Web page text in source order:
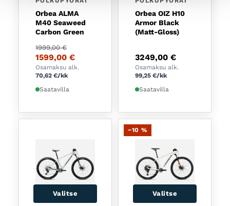
Orbea ALMA
M40 Seaweed
Carbon Green
1999,00€
Alkuperäinen hinta oli: 1999,00 €.
1599,00 €
Nykyinen hinta on: 1599,00 €.
Osamaksu alk.
70,62 €/kk
Saatavilla
Orbea OIZ H10
Armor Black
(Matt-Gloss)
3249,00 €
Osamaksu alk.
99,25 €/kk
Saatavilla
Valitse
−10 %
Valitse